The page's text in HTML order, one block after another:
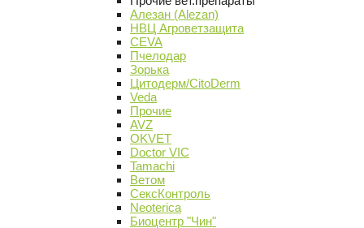
Алезан (Alezan)
НВЦ Агроветзащита
CEVA
Пчелодар
Зорька
Цитодерм/CitoDerm
Veda
Прочие
AVZ
OKVET
Doctor VIC
Tamachi
Ветом
СексКонтроль
Neoterica
Биоцентр "Чин"